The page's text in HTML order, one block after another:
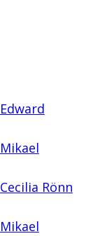
Edward
Mikael
Cecilia Rönn
Mikael